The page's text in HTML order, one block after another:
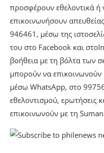
προσφέρουν εθελοντικά
επικοινωνήσουν
946461, μέσω της
του στο Facebook και
βοήθεια με τη βόλτα των
μπορούν να
μέσω WhatsApp, στο
εθελοντισμού, ερωτήσεις
επικοινωνούν με τη